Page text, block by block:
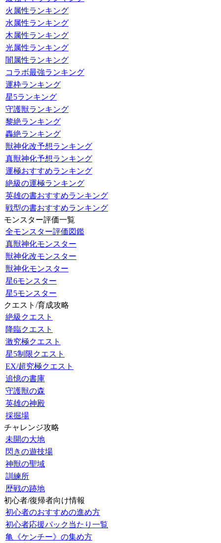
火属性ランキング
水属性ランキング
木属性ランキング
光属性ランキング
闇属性ランキング
コラボ最強ランキング
運枠ランキング
星5ランキング
守護獣ランキング
黎絶ランキング
轟絶ランキング
獣神化改予想ランキング
真獣神化予想ランキング
運極おすすめランキング
絶級の運極ランキング
英雄の書おすすめランキング
戦型の書おすすめランキング
モンスター評価一覧
全モンスター評価図鑑
真獣神化モンスター
獣神化改モンスター
獣神化モンスター
星6モンスター
星5モンスター
クエスト/育成攻略
絶級クエスト
降臨クエスト
激究極クエスト
星5制限クエスト
EX/超究極クエスト
追憶の書庫
守護獣の森
英雄の神殿
採掘場
チャレンジ攻略
未開の大地
閃きの遊技場
神獣の聖域
訓練所
歴戦の跡地
初心者/復帰者向け情報
初心者のおすすめの進め方
初心者応援パック当たり一覧
亀《ケンチー》の集め方